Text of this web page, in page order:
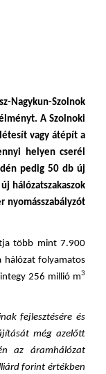
Nagykun-Szolnok
A Szolnoki
vagy átépít a
helyen cserél
pedig 50 db új
hálózatszakaszok
nyomásszabályzót
több mint 7.900
hálózat folyamatos
256 millió m3
fejlesztésére és
még azelőtt
az áramhálózat
forint értékben